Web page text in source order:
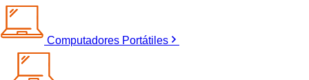
Computadores Portátiles